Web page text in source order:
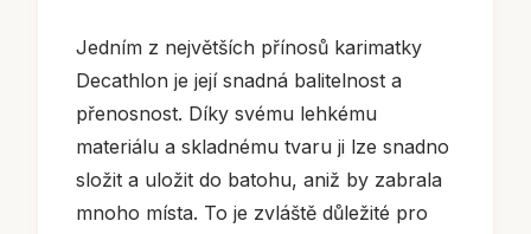
Jedním z největších přínosů karimatky
Decathlon je její snadná balitelnost a
přenosnost. Díky svému lehkému
materiálu a skladnému tvaru ji lze snadno
složit a uložit do batohu, aniž by zabrala
mnoho místa. To je zvláště důležité pro